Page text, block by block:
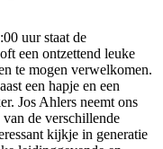
uur staat de
een ontzettend leuke
te mogen verwelkomen.
een hapje en een
Jos Ahlers neemt ons
de verschillende
kijkje in generatie